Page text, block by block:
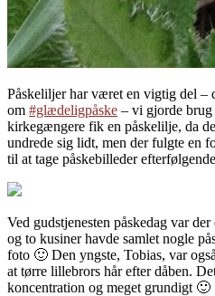
Påskeliljer har været en vigtig del –
om #glædeligpåske – vi gjorde brug
kirkegængere fik en påskelilje, da
undrede sig lidt, men der fulgte en
til at tage påskebilleder
Ved gudstjenesten påskedag var
og to kusiner havde samlet nogle
foto 🙂 Den yngste, Tobias, var
at tørre lillebrors hår efter dåben.
koncentration og meget grundigt 🙂